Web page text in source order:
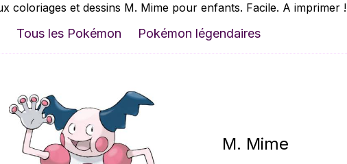
coloriages et dessins M. Mime pour enfants. Facile. A imprimer !
Tous les Pokémon Pokémon légendaires
M. Mime